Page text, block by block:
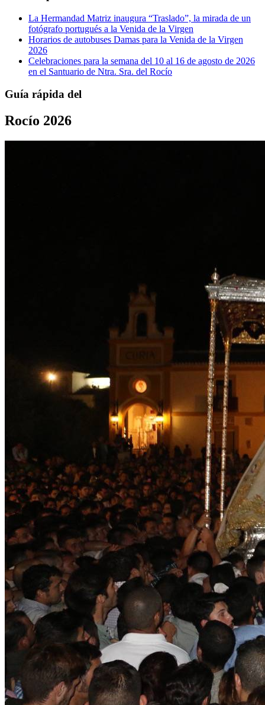
La Hermandad Matriz inaugura “Traslado”, la mirada de un
fotógrafo portugués a la Venida de la Virgen
Horarios de autobuses Damas para la Venida de la Virgen
2026
Celebraciones para la semana del 10 al 16 de agosto de 2026
en el Santuario de Ntra. Sra. del Rocío
Guía rápida del
Rocío 2026